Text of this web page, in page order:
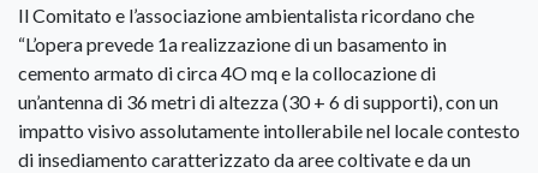
Il Comitato e l’associazione ambientalista ricordano che
“L’opera prevede 1a realizzazione di un basamento in
cemento armato di circa 4O mq e la collocazione di
un’antenna di 36 metri di altezza (30 + 6 di supporti), con un
impatto visivo assolutamente intollerabile nel locale contesto
di insediamento caratterizzato da aree coltivate e da un